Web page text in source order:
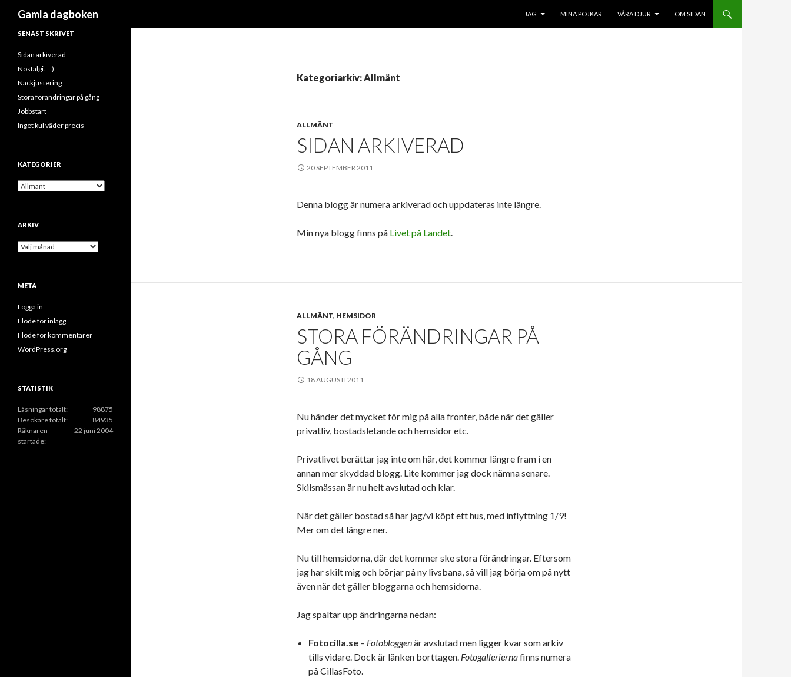
Gamla dagboken
JAG
MINA POJKAR VÅRA DJUR OM SIDAN
Kategoriarkiv: Allmänt
ALLMÄNT
SIDAN ARKIVERAD
20 SEPTEMBER 2011
Denna blogg är numera arkiverad och uppdateras inte längre.
Min nya blogg finns på Livet på Landet.
ALLMÄNT, HEMSIDOR
STORA FÖRÄNDRINGAR PÅ
GÅNG
18 AUGUSTI 2011
Nu händer det mycket för mig på alla fronter, både när det gäller
privatliv, bostadsletande och hemsidor etc.
Privatlivet berättar jag inte om här, det kommer längre fram i en
annan mer skyddad blogg. Lite kommer jag dock nämna senare.
Skilsmässan är nu helt avslutad och klar.
När det gäller bostad så har jag/vi köpt ett hus, med inflyttning 1/9!
Mer om det längre ner.
Nu till hemsidorna, där det kommer ske stora förändringar. Eftersom
jag har skilt mig och börjar på ny livsbana, så vill jag börja om på nytt
även när det gäller bloggarna och hemsidorna.
Jag spaltar upp ändringarna nedan:
Fotocilla.se – Fotobloggenär avslutad men ligger kvar som arkiv
tills vidare. Dock är länken borttagen. Fotogalleriernafinns numera
på CillasFoto.
SENAST SKRIVET
Sidan arkiverad
Nostalgi… :)
Nackjustering
Stora förändringar på gång
Jobbstart
Inget kul väder precis
KATEGORIER
K
g
ARKIV
A
v
META
Logga in
Flöde för inlägg
Flöde för kommentarer
WordPress.org
STATISTIK
98875
Läsningar totalt:
84935
Besökare totalt:
22 juni 2004
Räknaren
startade: